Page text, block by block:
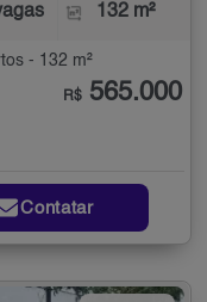
132 m²
- 132 m²
R$ 565.000
Contatar